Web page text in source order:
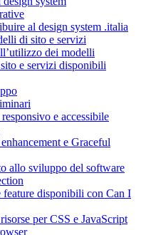
al design system .italia
di sito e servizi
dei modelli
e servizi disponibili
e accessibile
e Graceful
allo sviluppo del software
feature disponibili con Can I
per CSS e JavaScript